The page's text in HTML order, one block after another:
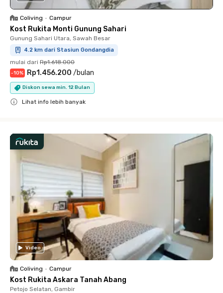
Coliving • Campur
Kost Rukita Monti Gunung Sahari
Gunung Sahari Utara, Sawah Besar
4.2 km dari Stasiun Gondangdia
mulai dari Rp1.618.000
-10% Rp1.456.200 /bulan
Diskon sewa min. 12 Bulan
Lihat info lebih banyak
Video
Coliving • Campur
Kost Rukita Askara Tanah Abang
Petojo Selatan, Gambir